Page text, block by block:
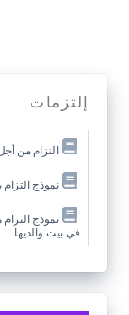
إلتزمات
التزام من
نموذج التزام
نموذج
في بيت والديها